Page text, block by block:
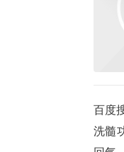
百度
洗髓